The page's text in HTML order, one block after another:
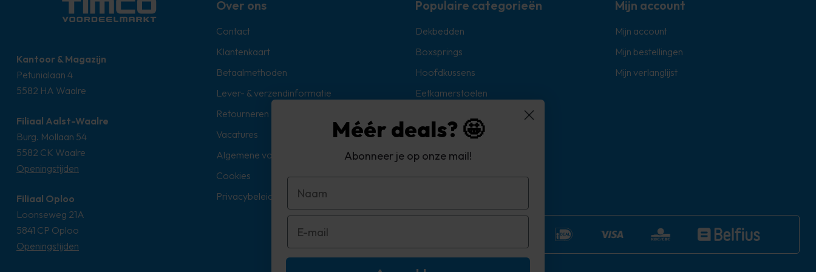
Kantoor & Magazijn
Petunialaan 4
5582 HA Waalre
Filiaal Aalst-Waalre
Burg. Mollaan 54
5582 CK Waalre
Openingstijden
Filiaal Oploo
Loonseweg 21A
5841 CP Oploo
Openingstijden
Over ons
Contact
Klantenkaart
Betaalmethoden
Lever- & verzendinformatie
Retourneren
Vacatures
Algemene voorwaarden
Cookies
Privacybeleid
Populaire categorieën
Dekbedden
Boxsprings
Hoofdkussens
Eetkamerstoelen
Hoekbanken
Mijn account
Mijn account
Mijn bestellingen
Mijn verlanglijst
Méér deals? 🤩
Abonneer je op onze mail!